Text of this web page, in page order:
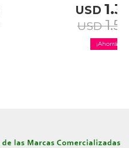
USD
USD